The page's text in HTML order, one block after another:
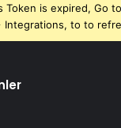
Token is expired, Go
Integrations, to to